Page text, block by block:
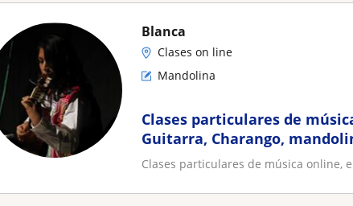
Blanca
Clases on line
Mandolina
Clases particulares de
Guitarra, Charango,
Clases particulares de música online,